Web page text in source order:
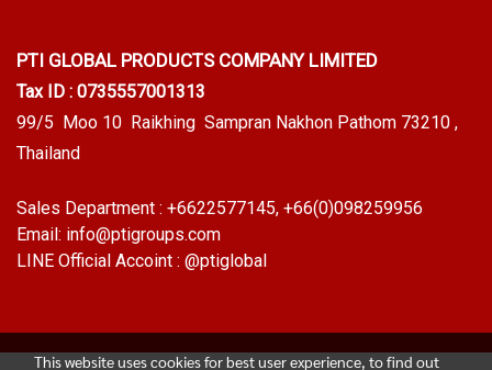
PTI GLOBAL PRODUCTS COMPANY LIMITED
Tax ID : 0735557001313
99/5 Moo 10 Raikhing Sampran Nakhon Pathom 73210 ,
Thailand
Sales Department : +6622577145, +66(0)098259956
Email: info@ptigroups.com
LINE Official Accoint : @ptiglobal
This website uses cookies for best user experience, to find out